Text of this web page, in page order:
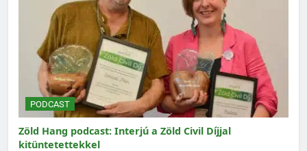
PODCAST
Zöld Hang podcast: Interjú a Zöld Civil Díjjal
kitüntetettekkel